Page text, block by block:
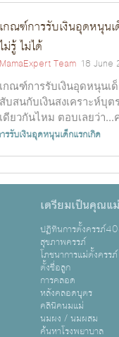
เกณฑ์การรับเงินอุดหนุน
ไม่รู้ ไม่ได้
MamaExpert Team 18 June
เกณฑ์การรับเงินอุดหนุนเ
สับสนกับเงินสงเคราะห์บุ
เดียวกันไหม ตอบเลยว่า...
จ...
รรับเงินอุดหนุนเด็กแรกเกิด
เตรียมเป็นคุณแม่
ปฏิทินการตั้งครรภ์
สุขภาพครรภ์
โภชนาการแม่ตั้งครรภ์
ตั้งชื่อลูก
การคลอด
หลังคลอดบุตร
คลินิคนมแม่
นมผง / นมผสม
ค้นหาโรงพยาบาล